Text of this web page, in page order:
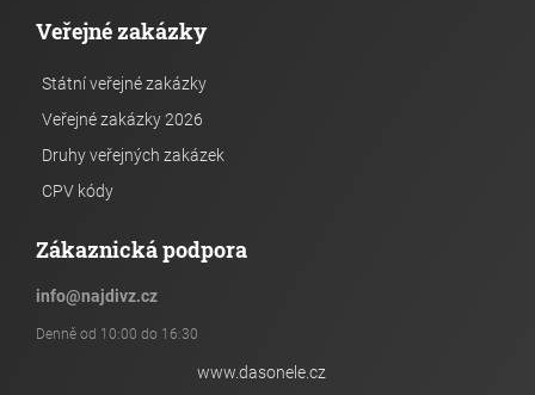
Veřejné zakázky
Státní veřejné zakázky
Veřejné zakázky 2026
Druhy veřejných zakázek
CPV kódy
Zákaznická podpora
info@najdivz.cz
Denně od 10:00 do 16:30
www.dasonele.cz